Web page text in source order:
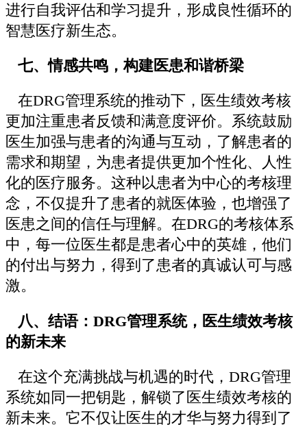
进行自我评估和学习提升，形成良性循环的
智慧医疗新生态。
七、情感共鸣，构建医患和谐桥梁
在DRG管理系统的推动下，医生绩效考核
更加注重患者反馈和满意度评价。系统鼓励
医生加强与患者的沟通与互动，了解患者的
需求和期望，为患者提供更加个性化、人性
化的医疗服务。这种以患者为中心的考核理
念，不仅提升了患者的就医体验，也增强了
医患之间的信任与理解。在DRG的考核体系
中，每一位医生都是患者心中的英雄，他们
的付出与努力，得到了患者的真诚认可与感
激。
八、结语：DRG管理系统，医生绩效考核
的新未来
在这个充满挑战与机遇的时代，DRG管理
系统如同一把钥匙，解锁了医生绩效考核的
新未来。它不仅让医生的才华与努力得到了